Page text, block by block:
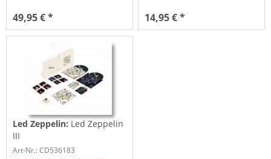
49,95 € * 14,95 € *
Led Zeppelin: Led Zeppelin
III
Art-Nr.: CD536183